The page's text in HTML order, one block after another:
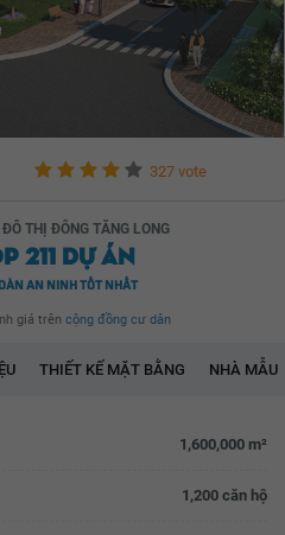
327 vote
ĐÔ THỊ ĐÔNG TĂNG LONG
211 DỰ ÁN
AN NINH TỐT NHẤT
giá trên cộng đồng cư dân
THIẾT KẾ MẶT BẰNG NHÀ MẪU
1,600,000 m²
1,200 căn hộ